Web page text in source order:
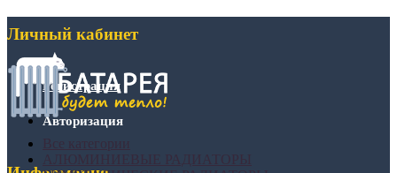
Личный кабинет
Регистрация
Авторизация